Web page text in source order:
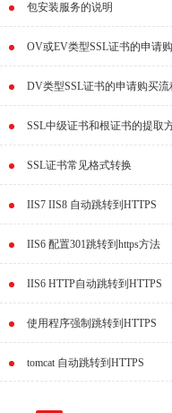
包安装服务的说明
OV或EV类型SSL证书的申请
DV类型SSL证书的申请购买流
SSL中级证书和根证书的提取
SSL证书常见格式转换
IIS7 IIS8 自动跳转到HTTPS
IIS6 配置301跳转到https方法
IIS6 HTTP自动跳转到HTTPS
使用程序强制跳转到HTTPS
tomcat 自动跳转到HTTPS